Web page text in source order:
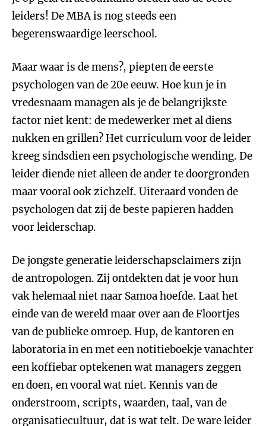
leiders! De MBA is nog steeds een
begerenswaardige leerschool.
Maar waar is de mens?, piepten de eerste
psychologen van de 20e eeuw. Hoe kun je in
vredesnaam managen als je de belangrijkste
factor niet kent: de medewerker met al diens
nukken en grillen? Het curriculum voor de leider
kreeg sindsdien een psychologische wending. De
leider diende niet alleen de ander te doorgronden
maar vooral ook zichzelf. Uiteraard vonden de
psychologen dat zij de beste papieren hadden
voor leiderschap.
De jongste generatie leiderschapsclaimers zijn
de antropologen. Zij ontdekten dat je voor hun
vak helemaal niet naar Samoa hoefde. Laat het
einde van de wereld maar over aan de Floortjes
van de publieke omroep. Hup, de kantoren en
laboratoria in en met een notitieboekje vanachter
een koffiebar optekenen wat managers zeggen
en doen, en vooral wat niet. Kennis van de
onderstroom, scripts, waarden, taal, van de
organisatiecultuur, dat is wat telt. De ware leider